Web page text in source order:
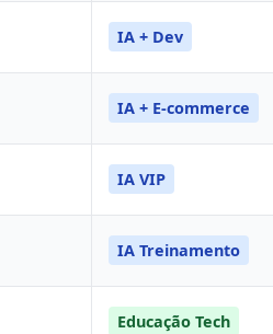
IA + Dev
IA + E-commerce
IA VIP
IA Treinamento
Educação Tech